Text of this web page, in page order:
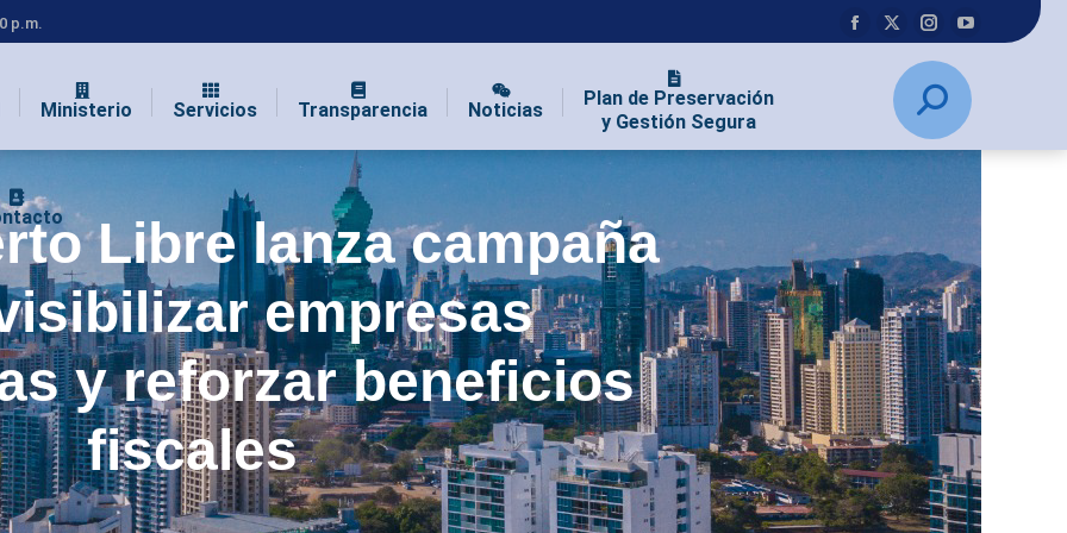
p.m.
Ministerio Servicios Transparencia Noticias
Plan de Preservación
y Gestión Segura
Libre lanza campaña
empresas
y reforzar beneficios
fiscales